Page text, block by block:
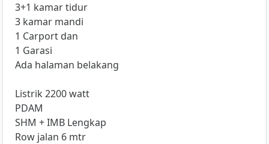
3+1 kamar tidur
3 kamar mandi
1 Carport dan
1 Garasi
Ada halaman belakang
Listrik 2200 watt
PDAM
SHM + IMB Lengkap
Row jalan 6 mtr